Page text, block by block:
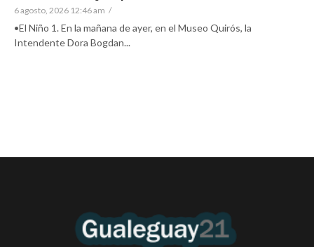
6 agosto, 2026 12:46 am /
•El Niño 1. En la mañana de ayer, en el Museo Quirós, la
Intendente Dora Bogdan...